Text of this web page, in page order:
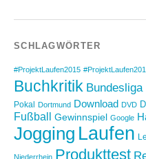
SCHLAGWÖRTER
#ProjektLaufen2015
Buchkritik Bundesliga
Pokal Dortmund Download DVD
Fußball Gewinnspiel Google
Jogging Laufen
Niederrhein Produkttest